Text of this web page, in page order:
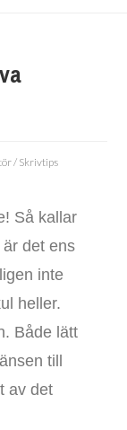
/ Skrivtips
Så kallar
det ens
inte
heller.
Både lätt
till
av det